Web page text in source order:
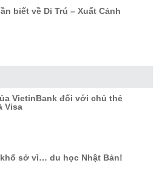
biết về Di Trú – Xuất Cảnh
VietinBank đối với chủ thẻ
Visa
sở vì… du học Nhật Bản!